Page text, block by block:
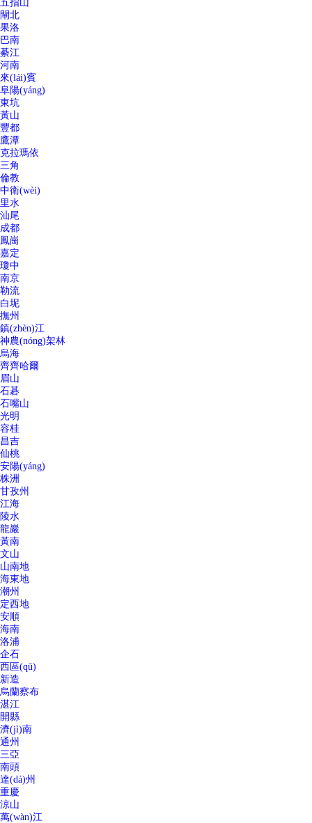
五指山
閘北
果洛
巴南
綦江
河南
來(lái)賓
阜陽(yáng)
東坑
黃山
豐都
鷹潭
克拉瑪依
三角
倫教
中衛(wèi)
里水
汕尾
成都
鳳崗
嘉定
瓊中
南京
勒流
白坭
撫州
鎮(zhèn)江
神農(nóng)架林
烏海
齊齊哈爾
眉山
石碁
石嘴山
光明
容桂
昌吉
仙桃
安陽(yáng)
株洲
甘孜州
江海
陵水
龍巖
黃南
文山
山南地
海東地
潮州
定西地
安順
海南
洛浦
企石
西區(qū)
新造
烏蘭察布
湛江
開縣
濟(jì)南
通州
三亞
南頭
達(dá)州
重慶
涼山
萬(wàn)江